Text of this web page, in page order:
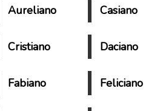
Aureliano Casiano
Cristiano Daciano
Fabiano Feliciano